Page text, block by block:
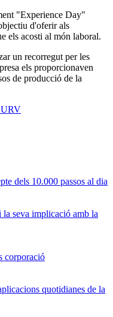
"Experience Day"
d'oferir als
els acosti al món laboral.
un recorregut per les
els proporcionaven
de producció de la
URV
dels 10.000 passos al dia
seva implicació amb la
corporació
quotidianes de la